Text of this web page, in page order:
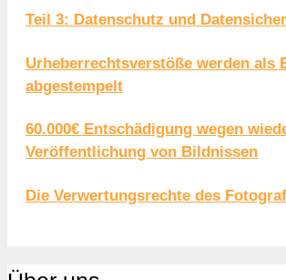
Teil 3: Datenschutz und
Urheberrechtsverstöße werden als
abgestempelt
60.000€ Entschädigung wegen
Veröffentlichung von Bildnissen
Die Verwertungsrechte des